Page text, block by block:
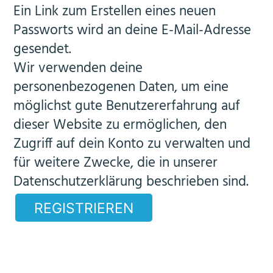
Ein Link zum Erstellen eines neuen
Passworts wird an deine E-Mail-Adresse
gesendet.
Wir verwenden deine
personenbezogenen Daten, um eine
möglichst gute Benutzererfahrung auf
dieser Website zu ermöglichen, den
Zugriff auf dein Konto zu verwalten und
für weitere Zwecke, die in unserer
Datenschutzerklärung beschrieben sind.
REGISTRIEREN